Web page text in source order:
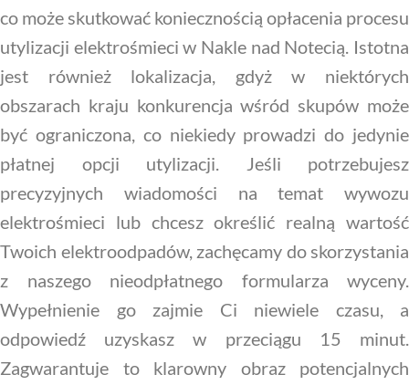
co może skutkować koniecznością opłacenia procesu
utylizacji elektrośmieci w Nakle nad Notecią. Istotna
jest również lokalizacja, gdyż w niektórych
obszarach kraju konkurencja wśród skupów może
być ograniczona, co niekiedy prowadzi do jedynie
płatnej opcji utylizacji. Jeśli potrzebujesz
precyzyjnych wiadomości na temat wywozu
elektrośmieci lub chcesz określić realną wartość
Twoich elektroodpadów, zachęcamy do skorzystania
z naszego nieodpłatnego formularza wyceny.
Wypełnienie go zajmie Ci niewiele czasu, a
odpowiedź uzyskasz w przeciągu 15 minut.
Zagwarantuje to klarowny obraz potencjalnych